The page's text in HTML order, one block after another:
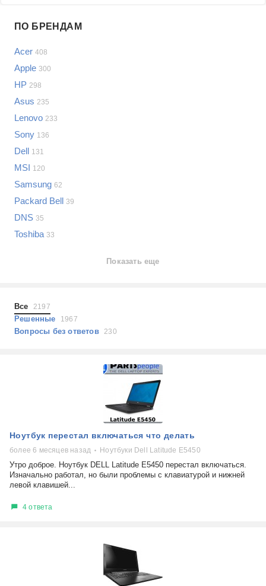
LG
Sony
Bosch
Asus
Lenovo
Indesit
JBL
Показать еще
Проблемы по категориям
Сотовые телефоны
Планшеты
Наушники
Выберите...
не включается
самостоятельный ремонт
выдает ошибку
плохо работает
решение проблемы
ПО БРЕНДАМ
Acer 408
Apple 300
HP 298
Asus 235
Lenovo 233
Sony 136
Dell 131
MSI 120
Samsung 62
Packard Bell 39
DNS 35
Toshiba 33
Показать еще
Все 2197
Решенные 1967
Вопросы без ответов230
Ноутбук перестал включаться что делать
более 6 месяцев назад Ноутбуки Dell Latitude E5450
Утро доброе. Ноутбук DELL Latitude E5450 перестал включаться.
Изначально работал, но были проблемы с клавиатурой и нижней
левой клавишей...
4 ответа